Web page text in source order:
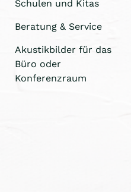
Beratung & Service
Akustikbilder für das
Büro oder
Konferenzraum